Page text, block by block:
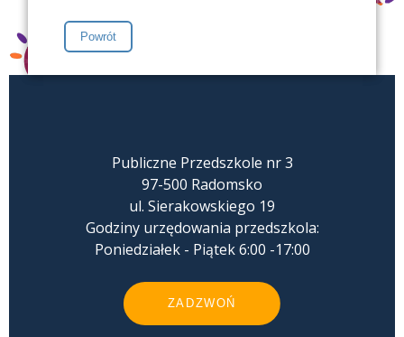
Publiczne Przedszkole nr 3
97-500 Radomsko
ul. Sierakowskiego 19
Godziny urzędowania przedszkola:
Poniedziałek - Piątek 6:00 -17:00
ZADZWOŃ